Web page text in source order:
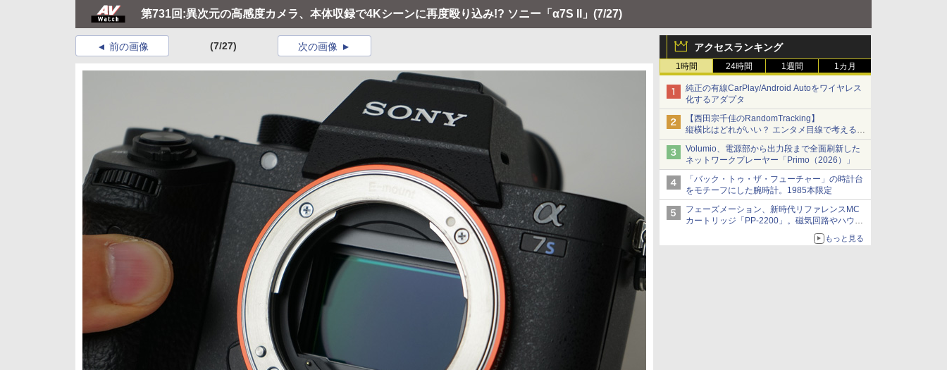
第731回:異次元の高感度カメラ、本体収録で4Kシーンに再度殴り込み!? ソニー「α7S II」 (7/27)
アクセスランキング
1時間 24時間 1週間 1カ月
純正の有線CarPlay/Android Autoをワイヤレス
化するアダプタ
【西田宗千佳のRandomTracking】
縦横比はどれがいい？ エンタメ目線で考える、
サムスン新「Galaxy Z Fold」
Volumio、電源部から出力段まで全面刷新した
ネットワークプレーヤー「Primo（2026）」
「バック・トゥ・ザ・フューチャー」の時計台
をモチーフにした腕時計。1985本限定
フェーズメーション、新時代リファレンスMC
カートリッジ「PP-2200」。磁気回路やハウジ
もっと見る
前の画像 (7/27) 次の画像